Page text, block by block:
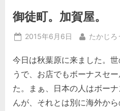
御徒町。加賀屋。
Posted
2015年6月6日 By
たかじろ
今日は秋葉原に来ました。
うで、お店でもボーナスセ
た。まぁ、日本の人はボー
んが、それとは別に海外か